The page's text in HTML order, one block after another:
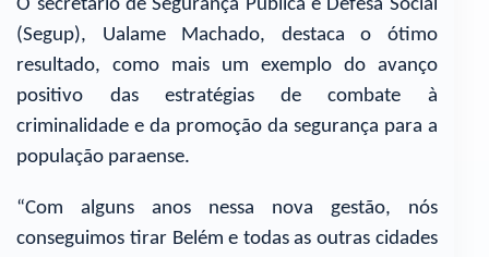
O secretário de Segurança Pública e Defesa Social
(Segup), Ualame Machado, destaca o ótimo
resultado, como mais um exemplo do avanço
positivo das estratégias de combate à
criminalidade e da promoção da segurança para a
população paraense.
“Com alguns anos nessa nova gestão, nós
conseguimos tirar Belém e todas as outras cidades